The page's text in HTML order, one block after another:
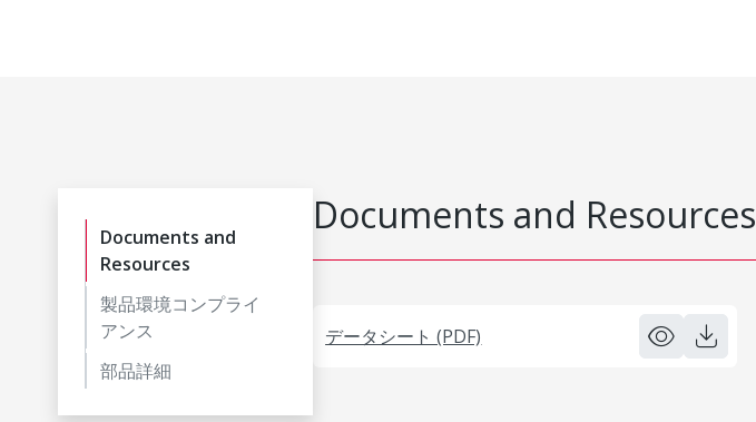
Documents and
Resources
製品環境コンプライ
アンス
部品詳細
Documents and Resources
データシート (PDF)